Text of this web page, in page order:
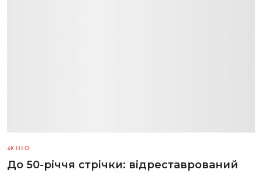
КІНО
До 50-річчя стрічки: відреставрований